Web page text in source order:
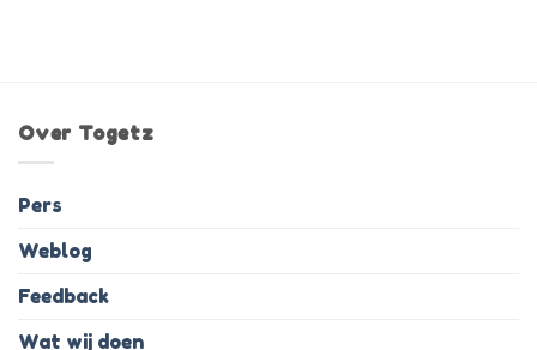
Over Togetz
Pers
Weblog
Feedback
Wat wij doen